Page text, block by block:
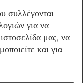
5147842
συλλέγονται
για να
μας, να
και για